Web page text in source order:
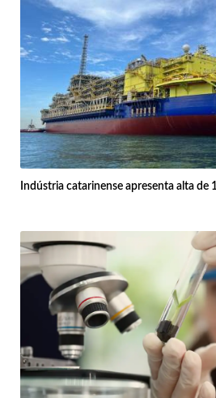
Indústria catarinense apresenta alta de